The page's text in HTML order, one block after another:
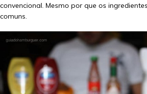
convencional. Mesmo por que os
comuns.